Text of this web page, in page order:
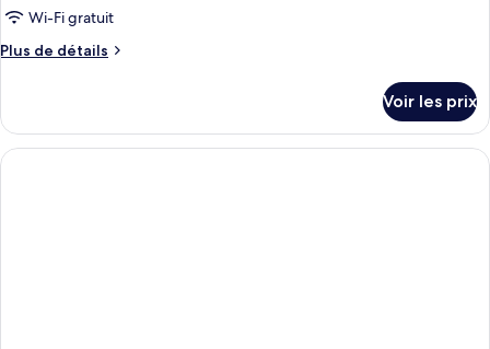
Wi-Fi gratuit
Plus de détails
Plus
le
type
de
Voir les prix